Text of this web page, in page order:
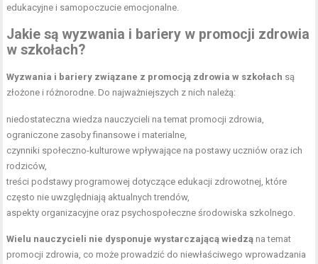
edukacyjne i samopoczucie emocjonalne.
Jakie są wyzwania i bariery w promocji zdrowia
w szkołach?
Wyzwania i bariery związane z promocją zdrowia w szkołach są
złożone i różnorodne. Do najważniejszych z nich należą:
niedostateczna wiedza nauczycieli na temat promocji zdrowia,
ograniczone zasoby finansowe i materialne,
czynniki społeczno-kulturowe wpływające na postawy uczniów oraz ich
rodziców,
treści podstawy programowej dotyczące edukacji zdrowotnej, które
często nie uwzględniają aktualnych trendów,
aspekty organizacyjne oraz psychospołeczne środowiska szkolnego.
Wielu nauczycieli nie dysponuje wystarczającą wiedzą na temat
promocji zdrowia, co może prowadzić do niewłaściwego wprowadzania